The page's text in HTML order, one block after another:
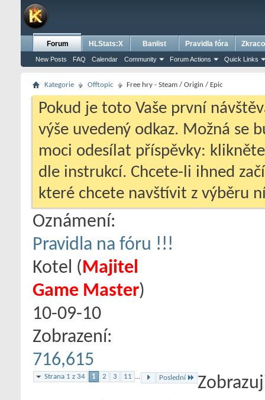
Forum
New Posts FAQ Calendar Community Forum Actions Quick Links
HLStats:X Banlist Pravidla fóra
Kategorie Offtopic Free hry - Steam / Origin / Epic
Pokud je toto Vaše první
výše uvedený odkaz. Možná se
moci odesílat příspěvky:
dle instrukcí. Chcete-li ihned
které chcete navštívit z výběru
Oznámení:
Pravidla na fóru !!!
Kotel ‎(Majitel
Game Master)
10-09-10
Zobrazení:
716,615
Strana 1 z 34 1 2 3 11 ... Poslední